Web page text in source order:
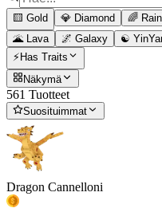
🟨 Gold 💎 Diamond 🌈
🌋 Lava
🌌 Galaxy ☯️
⚡Has Traits
Näkymä
561 Tuotteet
Suosituimmat
Dragon Cannelloni